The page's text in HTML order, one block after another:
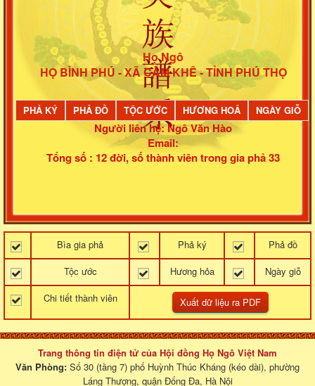
Họ Ngô
HỌ BÌNH PHÚ - XÃ CẨM KHÊ - TỈNH PHÚ THỌ
PHẢ KÝ PHẢ ĐỒ TỘC ƯỚC HƯƠNG HOẢ NGÀY GIỖ
Người liên hệ: Ngô Văn Hào
Email:
Tổng số : 12 đời, số thành viên trong gia phả 33
Bìa gia phả Phả ký
Phả đồ
Tộc ước
Hương hỏa
Ngày giỗ
Chi tiết thành viên
Trang thông tin điện tử của Hội đồng Họ Ngô Việt Nam
Văn Phòng: Số 30 (tầng 7) phố Huỳnh Thúc Kháng (kéo dài), phường
Láng Thượng, quận Đống Đa, Hà Nội